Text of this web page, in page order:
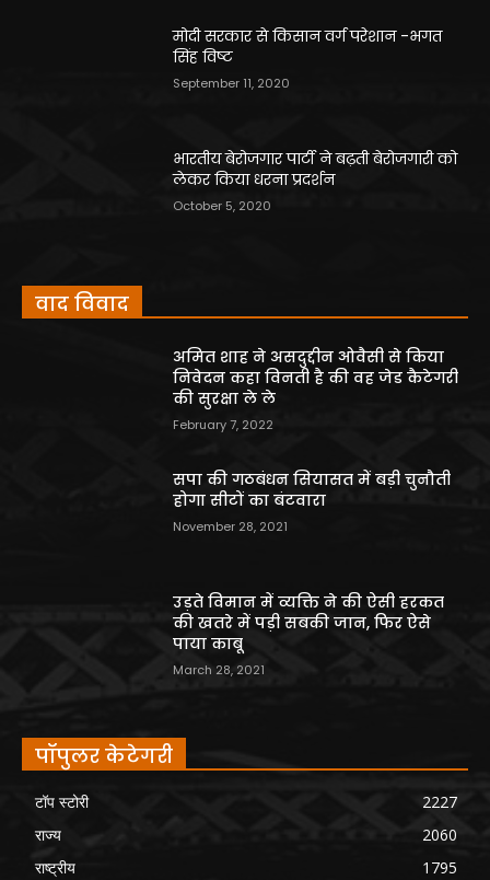
मोदी सरकार से किसान वर्ग परेशान -भगत
सिंह विष्ट
September 11, 2020
भारतीय बेरोजगार पार्टी ने बढ़ती बेरोजगारी को
लेकर किया धरना प्रदर्शन
October 5, 2020
वाद विवाद
अमित शाह ने असदुद्दीन ओवैसी से किया
निवेदन कहा विनती है की वह जेड कैटेगरी
की सुरक्षा ले ले
February 7, 2022
सपा की गठबंधन सियासत में बड़ी चुनौती
होगा सीटों का बंटवारा
November 28, 2021
उड़ते विमान में व्यक्ति ने की ऐसी हरकत
की खतरे में पड़ी सबकी जान, फिर ऐसे
पाया काबू
March 28, 2021
पॉपुलर केटेगरी
टॉप स्टोरी
2227
राज्य
2060
राष्ट्रीय
1795